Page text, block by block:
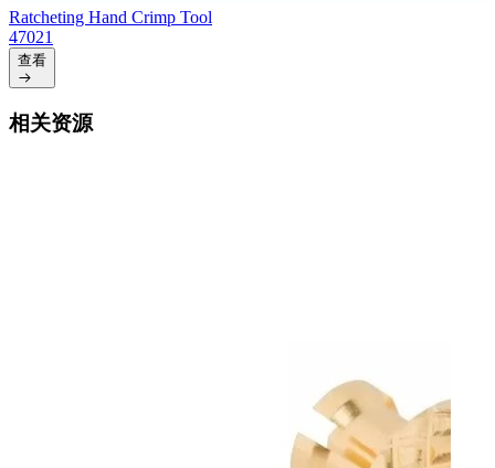
Ratcheting Hand Crimp Tool
47021
查看
相关资源